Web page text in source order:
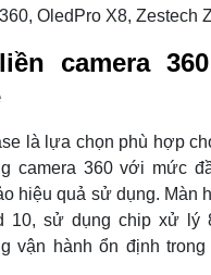
OledPro X8, Zestech
camera
là lựa chọn phù hợp
camera 360 với mức
hiệu quả sử dụng. Màn
10, sử dụng chip xử lý
vận hành ổn định